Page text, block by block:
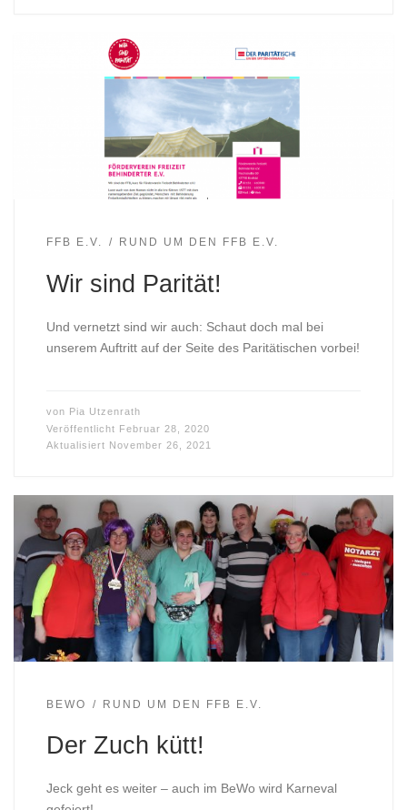
FFB E.V. RUND UM DEN FFB E.V.
Wir sind Parität!
Und vernetzt sind wir auch: Schaut doch mal bei
unserem Auftritt auf der Seite des Paritätischen vorbei!
von Pia Utzenrath
Veröffentlicht Februar 28, 2020
Aktualisiert November 26, 2021
BEWO RUND UM DEN FFB E.V.
Der Zuch kütt!
Jeck geht es weiter – auch im BeWo wird Karneval